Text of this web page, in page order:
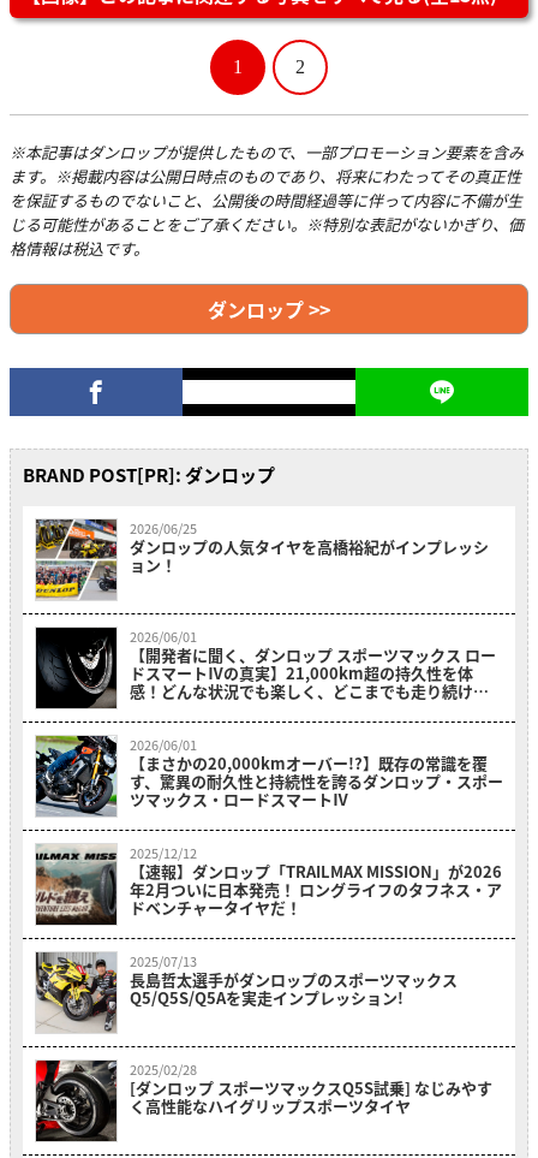
1 2
※本記事はダンロップが提供したもので、一部プロモーション要素を含み
ます。※掲載内容は公開日時点のものであり、将来にわたってその真正性
を保証するものでないこと、公開後の時間経過等に伴って内容に不備が生
じる可能性があることをご了承ください。※特別な表記がないかぎり、価
格情報は税込です。
ダンロップ >>
BRAND POST[PR]: ダンロップ
2026/06/25
ダンロップの人気タイヤを高橋裕紀がインプレッシ
ョン！
2026/06/01
【開発者に聞く、ダンロップ スポーツマックス ロー
ドスマートⅣの真実】21,000km超の持久性を体
感！どんな状況でも楽しく、どこまでも走り続けた
2026/06/01
【まさかの20,000kmオーバー!?】既存の常識を覆
す、驚異の耐久性と持続性を誇るダンロップ・スポー
ツマックス・ロードスマートⅣ
2025/12/12
【速報】ダンロップ「TRAILMAX MISSION」が2026
年2月ついに日本発売！ ロングライフのタフネス・ア
ドベンチャータイヤだ！
2025/07/13
長島哲太選手がダンロップのスポーツマックス
Q5/Q5S/Q5Aを実走インプレッション!
2025/02/28
[ダンロップ スポーツマックスQ5S試乗] なじみやす
く高性能なハイグリップスポーツタイヤ